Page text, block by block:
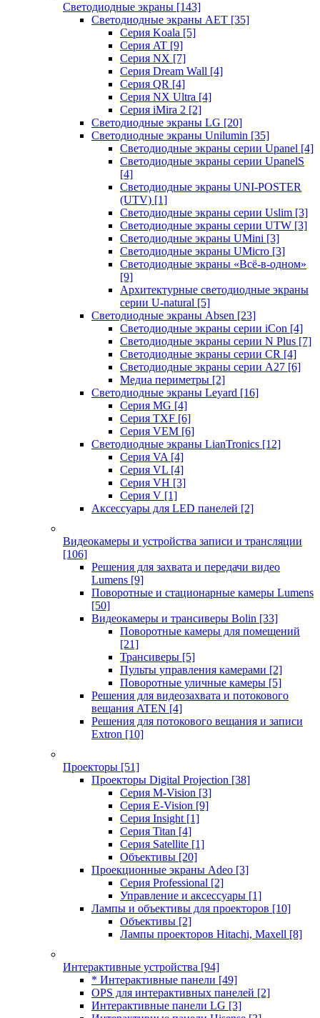
Светодиодные экраны [143]
Светодиодные экраны AET [35]
Cерия Koala [5]
Серия AT [9]
Серия NX [7]
Серия Dream Wall [4]
Серия QR [4]
Серия NX Ultra [4]
Серия iMira 2 [2]
Светодиодные экраны LG [20]
Светодиодные экраны Unilumin [35]
Светодиодные экраны серии Upanel [4]
Светодиодные экраны серии UpanelS
[4]
Светодиодные экраны UNI-POSTER
(UTV) [1]
Светодиодные экраны серии Uslim [3]
Светодиодные экраны серии UTW [3]
Светодиодные экраны UMini [3]
Светодиодные экраны UMicro [3]
Светодиодные экраны «Всё-в-одном»
[9]
Архитектурные светодиодные экраны
серии U-natural [5]
Светодиодные экраны Absen [23]
Светодиодные экраны серии iCon [4]
Светодиодные экраны серии N Plus [7]
Светодиодные экраны серии CR [4]
Светодиодные экраны серии А27 [6]
Медиа периметры [2]
Светодиодные экраны Leyard [16]
Серия MG [4]
Серия TXF [6]
Серия VEM [6]
Светодиодные экраны LianTronics [12]
Серия VA [4]
Серия VL [4]
Серия VH [3]
Серия V [1]
Аксессуары для LED панелей [2]
Видеокамеры и устройства записи и трансляции
[106]
Решения для захвата и передачи видео
Lumens [9]
Поворотные и стационарные камеры Lumens
[50]
Видеокамеры и трансиверы Bolin [33]
Поворотные камеры для помещений
[21]
Трансиверы [5]
Пульты управления камерами [2]
Поворотные уличные камеры [5]
Решения для видеозахвата и потокового
вещания ATEN [4]
Решения для потокового вещания и записи
Extron [10]
Проекторы [51]
Проекторы Digital Projection [38]
Серия M-Vision [3]
Серия E-Vision [9]
Серия Insight [1]
Серия Titan [4]
Серия Satellite [1]
Объективы [20]
Проекционные экраны Adeo [3]
Серия Professional [2]
Управление и аксессуары [1]
Лампы и объективы для проекторов [10]
Объективы [2]
Лампы проекторов Hitachi, Maxell [8]
Интерактивные устройства [94]
* Интерактивные панели [49]
OPS для интерактивных панелей [2]
Интерактивные панели LG [3]